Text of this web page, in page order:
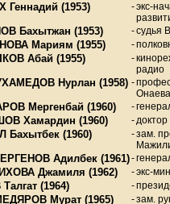
Геннадий (1953) -экс-
Бахытжан (1953) -судья
Мариям (1955) -
Абай (1955) -
радио
Нурлан (1958) -
Мергенбай (1960) -
Хамардин (1960) -доктор
Бахытбек (1960) -зам.
Адилбек (1961)-
Джамиля (1962) -экс-
(1964) -
Мурат (1965) -зам.